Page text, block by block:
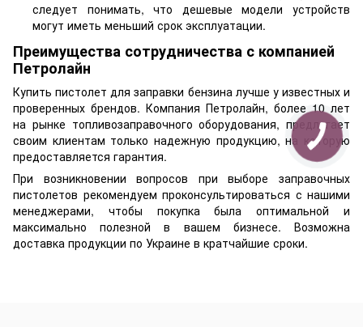
следует понимать, что дешевые модели устройств
могут иметь меньший срок эксплуатации.
Преимущества сотрудничества с компанией
Петролайн
Купить пистолет для заправки бензина лучше у известных и
проверенных брендов. Компания Петролайн, более 10 лет
на рынке топливозаправочного оборудования, предлагает
своим клиентам только надежную продукцию, на которую
предоставляется гарантия.
При возникновении вопросов при выборе заправочных
пистолетов рекомендуем проконсультироваться с нашими
менеджерами, чтобы покупка была оптимальной и
максимально полезной в вашем бизнесе. Возможна
доставка продукции по Украине в кратчайшие сроки.